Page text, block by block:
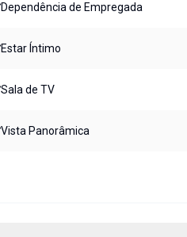
Dependência de Empregada
Estar Íntimo
Sala de TV
Vista Panorâmica